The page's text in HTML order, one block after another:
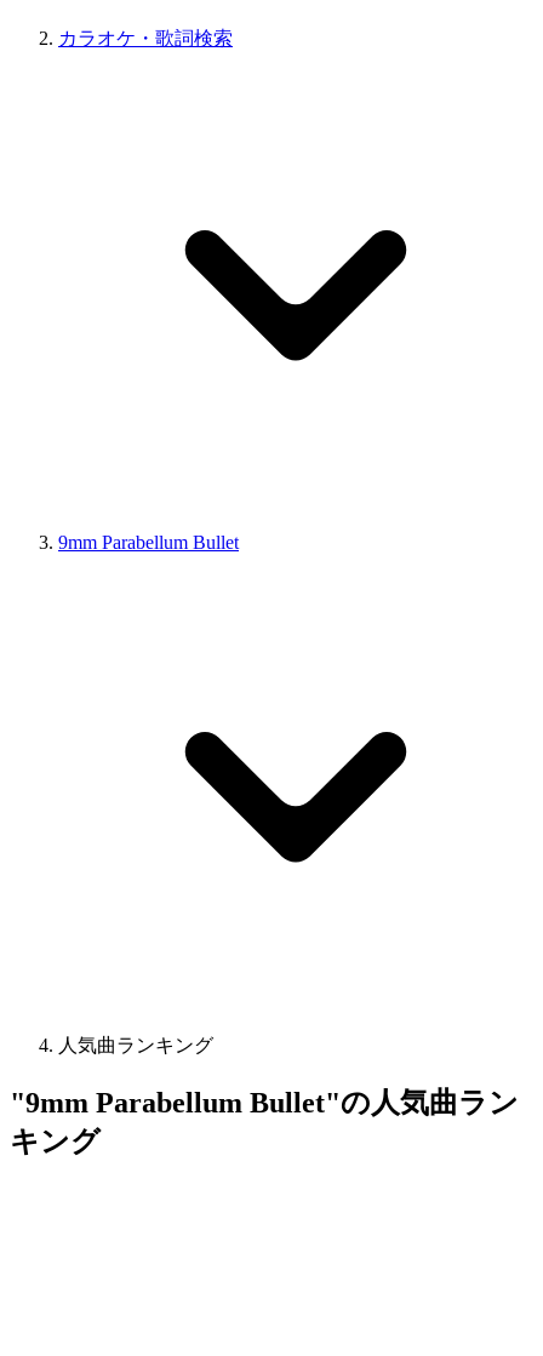
カラオケ・歌詞検索
9mm Parabellum Bullet
人気曲ランキング
"9mm Parabellum Bullet"の人気曲ラン
キング